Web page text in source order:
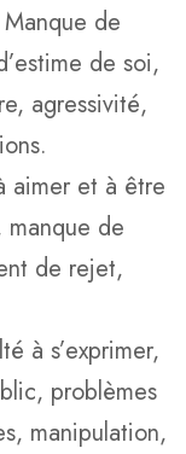
Manque de
de soi,
agressivité,
aimer et à être
de
de rejet,
à s’exprimer,
problèmes
manipulation,